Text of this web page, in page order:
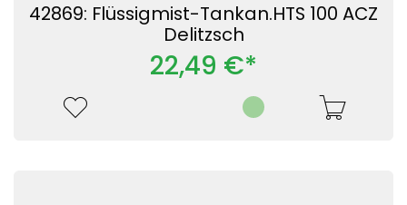
42869: Flüssigmist-Tankan.HTS 100 ACZ
Delitzsch
22,49 €*